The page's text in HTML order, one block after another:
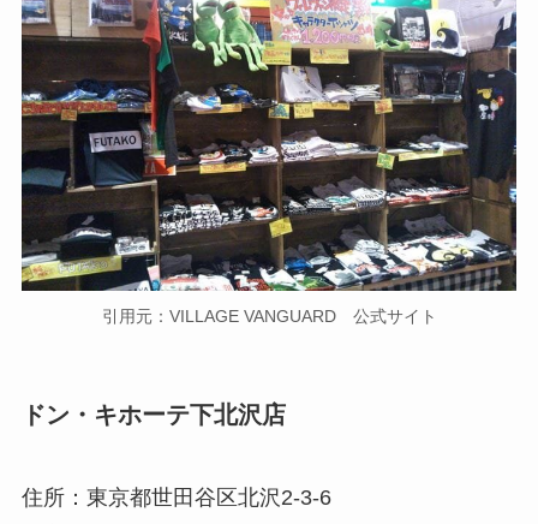
引用元：VILLAGE VANGUARD 公式サイト
ドン・キホーテ下北沢店
住所：東京都世田谷区北沢2-3-6